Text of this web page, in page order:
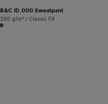
B&C ID.000 Sweatpant
280 g/m² / Classic Fit